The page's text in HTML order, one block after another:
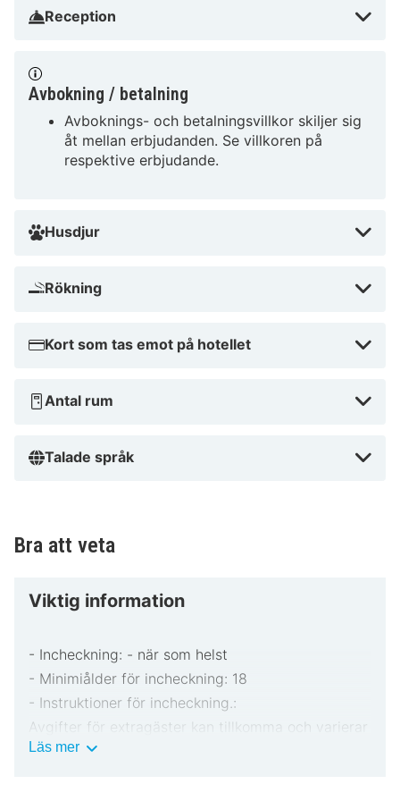
vandringsleder och cykelvägar. Varför vänta? Boka din
Airport Business Hotel har att erbjuda!
Reception
Avbokning / betalning
Avboknings- och betalningsvillkor skiljer sig
åt mellan erbjudanden. Se villkoren på
respektive erbjudande.
Husdjur
Rökning
Kort som tas emot på hotellet
Antal rum
Talade språk
Bra att veta
Viktig information
- Incheckning: - när som helst
- Minimiålder för incheckning: 18
- Instruktioner för incheckning.:
Avgifter för extragäster kan tillkomma och varierar
i enlighet med boendets policy.
Läs merViktig